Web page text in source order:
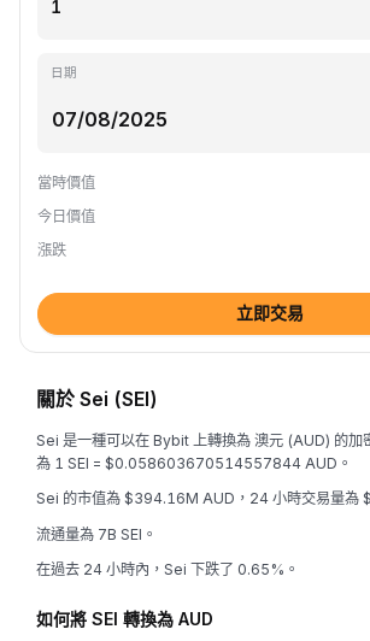
日期
當時價值
今日價值
漲跌
立即交易
關於 Sei (SEI)
Sei 是一種可以在 Bybit 上轉換為 澳元 (AUD) 的加
為 1 SEI = $0.058603670514557844 AUD。
Sei 的市值為 $394.16M AUD，24 小時交易量為
流通量為 7B SEI。
在過去 24 小時內，Sei 下跌了 0.65%。
如何將 SEI 轉換為 AUD